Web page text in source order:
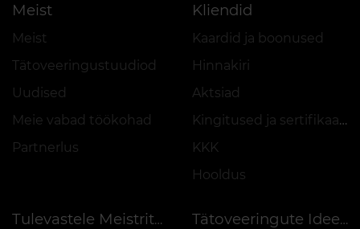
Meist
Meist
Tätoveeringustuudiod
Uudised
Meie vabad töökohad
Partnerlus
Kliendid
Kaardid ja boonused
Hinnakiri
Aktsiad
Kingitused ja sertifikaadid
KKK
Hooldus
Tulevastele Meistritele
Tätoveeringute Ideed